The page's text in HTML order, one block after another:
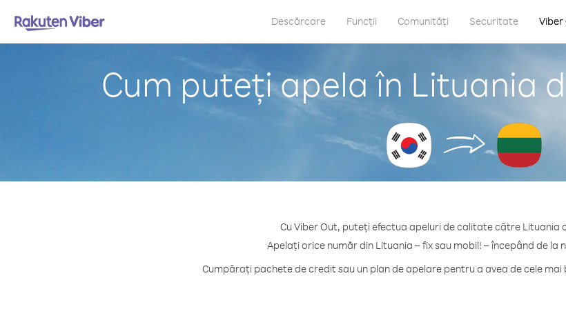
Descărcare Funcții Comunități Securitate Viber
Cum puteți apela în Lituania
Cu Viber Out, puteți efectua apeluri de calitate către Lituania
Apelați orice număr din Lituania – fix sau mobil! – începând de la
Cumpărați pachete de credit sau un plan de apelare pentru a avea de cele